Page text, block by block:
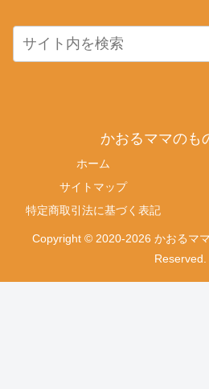
かおるママのも
ホーム
サイトマップ
特定商取引法に基づく表記
Copyright © 2020-2026 かおるマ
Reserved.